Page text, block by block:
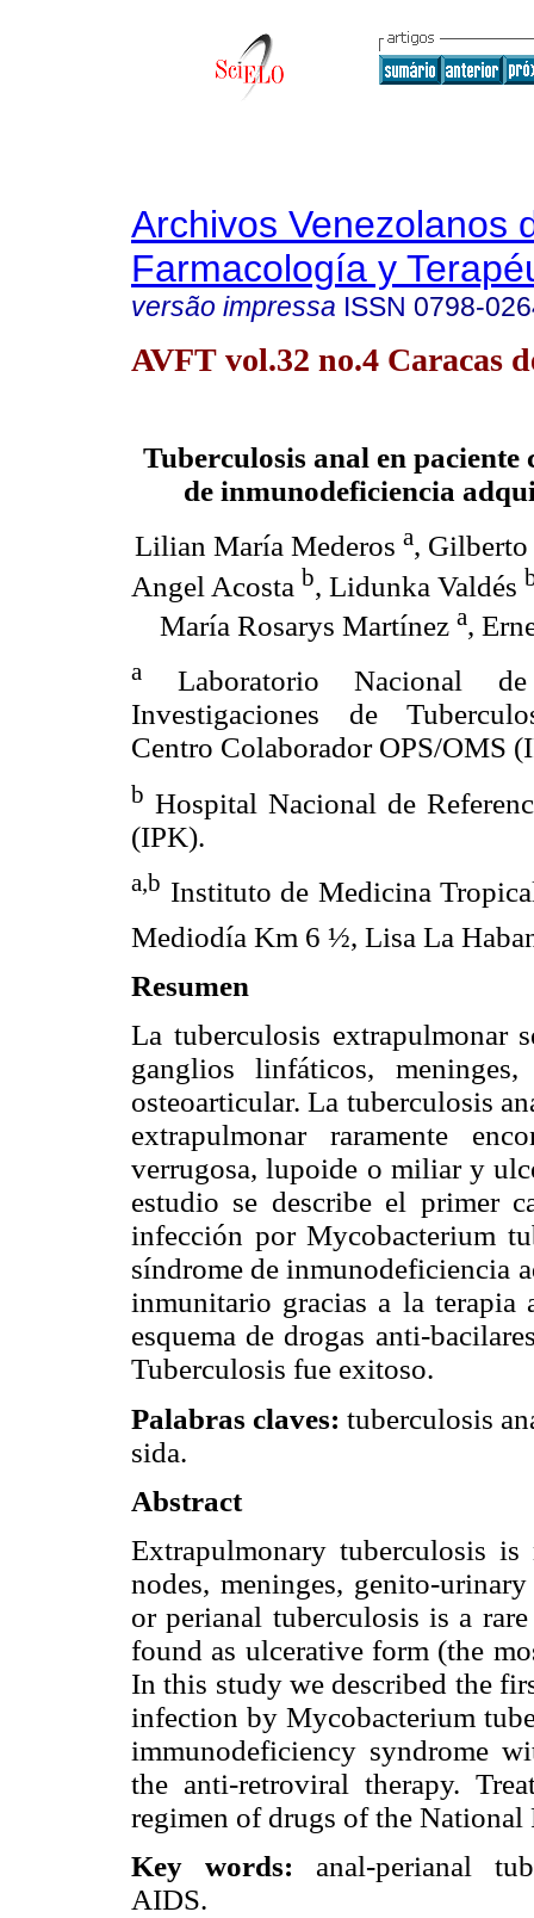
Archivos Venezolanos
Farmacología y
versão impressa ISSN 0798-
AVFT vol.32 no.4 Caracas
Tuberculosis anal en paciente
de inmunodeficiencia
Lilian María Mederos a,
Angel Acosta b, Lidunka Valdés
María Rosarys Martínez a,
a
Laboratorio Nacional
Investigaciones de
Centro Colaborador OPS/OMS
b Hospital Nacional de
(IPK).
a,b Instituto de Medicina
Mediodía Km 6 ½, Lisa La
Resumen
La tuberculosis extrapulmonar
ganglios linfáticos,
osteoarticular. La tuberculosis
extrapulmonar raramente
verrugosa, lupoide o miliar y
estudio se describe el primer
infección por Mycobacterium
síndrome de inmunodeficiencia
inmunitario gracias a la terapia
esquema de drogas anti-
Tuberculosis fue exitoso.
Palabras claves: tuberculosis
sida.
Abstract
Extrapulmonary tuberculosis
nodes, meninges, genito-
or perianal tuberculosis is a
found as ulcerative form (the
In this study we described the
infection by Mycobacterium
immunodeficiency syndrome
the anti-retroviral therapy.
regimen of drugs of the
Key words: anal-perianal
AIDS.